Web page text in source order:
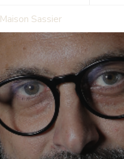
Maison Sassier